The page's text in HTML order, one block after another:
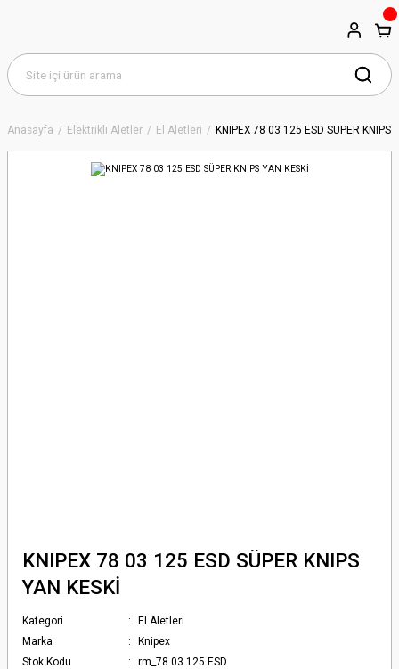
Anasayfa Elektrikli Aletler El Aletleri KNIPEX 78 03 125 ESD SÜPER KNIPS
KNIPEX 78 03 125 ESD SÜPER KNIPS
YAN KESKİ
Kategori
El Aletleri
Marka
Knipex
Stok Kodu
rm_78 03 125 ESD